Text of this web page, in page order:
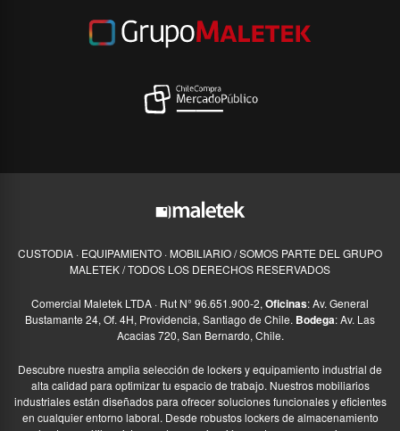
CUSTODIA · EQUIPAMIENTO · MOBILIARIO / SOMOS PARTE DEL GRUPO
MALETEK / TODOS LOS DERECHOS RESERVADOS
Comercial Maletek LTDA · Rut N° 96.651.900-2, Oficinas: Av. General
Bustamante 24, Of. 4H, Providencia, Santiago de Chile. Bodega: Av. Las
Acacias 720, San Bernardo, Chile.
Descubre nuestra amplia selección de lockers y equipamiento industrial de
alta calidad para optimizar tu espacio de trabajo. Nuestros mobiliarios
industriales están diseñados para ofrecer soluciones funcionales y eficientes
en cualquier entorno laboral. Desde robustos lockers de almacenamiento